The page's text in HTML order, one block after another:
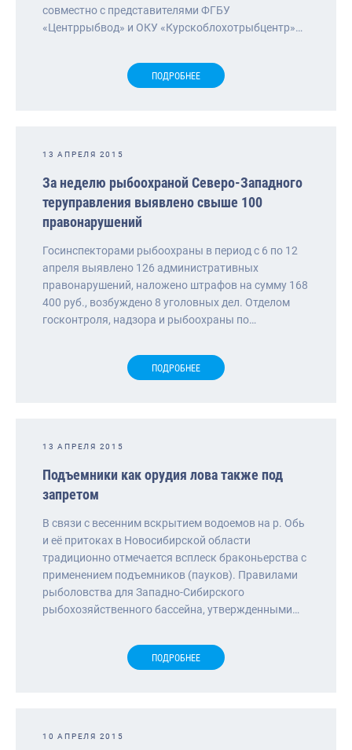
совместно с представителями ФГБУ
«Центррыбвод» и ОКУ «Курскоблохотрыбцентр»…
ПОДРОБНЕЕ
13 АПРЕЛЯ 2015
За неделю рыбоохраной Северо-Западного
теруправления выявлено свыше 100
правонарушений
Госинспекторами рыбоохраны в период с 6 по 12
апреля выявлено 126 административных
правонарушений, наложено штрафов на сумму 168
400 руб., возбуждено 8 уголовных дел. Отделом
госконтроля, надзора и рыбоохраны по…
ПОДРОБНЕЕ
13 АПРЕЛЯ 2015
Подъемники как орудия лова также под
запретом
В связи с весенним вскрытием водоемов на р. Обь
и её притоках в Новосибирской области
традиционно отмечается всплеск браконьерства с
применением подъемников (пауков). Правилами
рыболовства для Западно-Сибирского
рыбохозяйственного бассейна, утвержденными…
ПОДРОБНЕЕ
10 АПРЕЛЯ 2015